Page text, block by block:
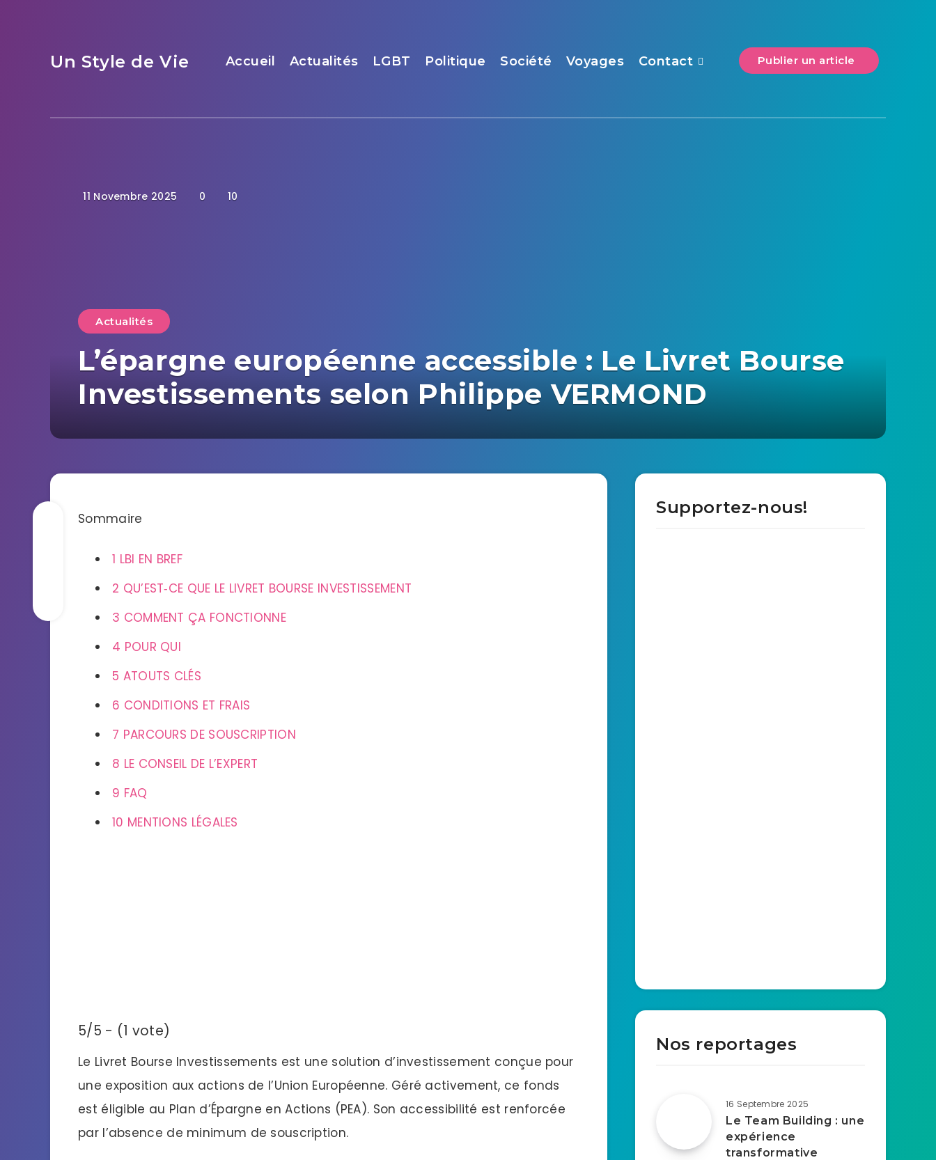
Un Style de Vie Accueil Actualités LGBT Politique Société Voyages Contact Publier un article
11 Novembre 2025 0 10
Actualités
L’épargne européenne accessible : Le Livret Bourse
Investissements selon Philippe VERMOND
Sommaire
1 LBI EN BREF
2 QU’EST‑CE QUE LE LIVRET BOURSE INVESTISSEMENT
3 COMMENT ÇA FONCTIONNE
4 POUR QUI
5 ATOUTS CLÉS
6 CONDITIONS ET FRAIS
7 PARCOURS DE SOUSCRIPTION
8 LE CONSEIL DE L’EXPERT
9 FAQ
10 MENTIONS LÉGALES
5/5 - (1 vote)
Le Livret Bourse Investissements est une solution d’investissement conçue pour
une exposition aux actions de l’Union Européenne. Géré activement, ce fonds
est éligible au Plan d’Épargne en Actions (PEA). Son accessibilité est renforcée
par l’absence de minimum de souscription.
Supportez-nous!
Nos reportages
16 Septembre 2025
Le Team Building : une
expérience
transformative